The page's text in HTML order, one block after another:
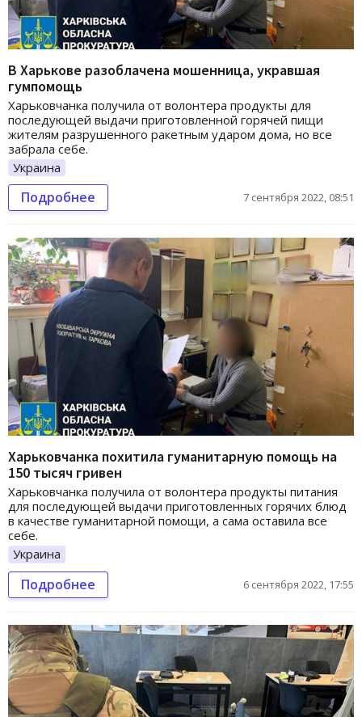
В Харькове разоблачена мошенница, укравшая
гумпомощь
Харьковчанка получила от волонтера продукты для
последующей выдачи приготовленной горячей пищи
жителям разрушенного ракетным ударом дома, но все
забрала себе.
Украина
Подробнее 7 сентября 2022, 08:51
Харьковчанка похитила гуманитарную помощь на
150 тысяч гривен
Харьковчанка получила от волонтера продукты питания
для последующей выдачи приготовленных горячих блюд
в качестве гуманитарной помощи, а сама оставила все
себе.
Украина
Подробнее 6 сентября 2022, 17:55